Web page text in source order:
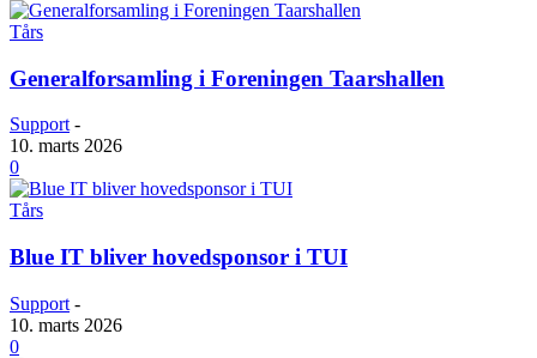
Tårs
Genera­l­forsamling i Foreningen Taarshallen
Support -
10. marts 2026
0
Tårs
Blue IT bliver hovedsponsor i TUI
Support -
10. marts 2026
0